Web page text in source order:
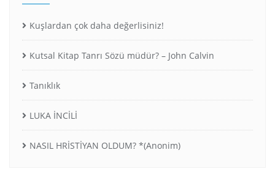
Kuşlardan çok daha değerlisiniz!
Kutsal Kitap Tanrı Sözü müdür? – John Calvin
Tanıklık
LUKA İNCİLİ
NASIL HRİSTİYAN OLDUM? *(Anonim)